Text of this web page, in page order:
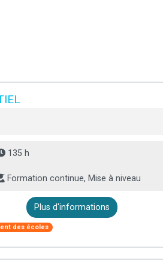
135 h
Formation continue, Mise à niveau
Plus d'informations
des écoles